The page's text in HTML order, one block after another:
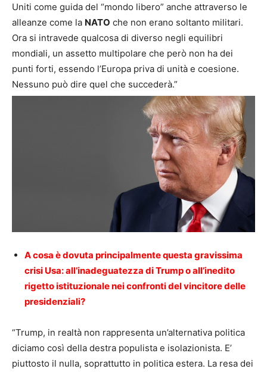
Uniti come guida del “mondo libero” anche attraverso le
alleanze come la NATO che non erano soltanto militari.
Ora si intravede qualcosa di diverso negli equilibri
mondiali, un assetto multipolare che però non ha dei
punti forti, essendo l’Europa priva di unità e coesione.
Nessuno può dire quel che succederà.”
A cosa è dovuta principalmente questa gravissima
crisi Usa: all’inadeguatezza di Trump o all’inedito
rigetto istituzionale nei confronti del vincitore delle
presidenziali?
“Trump, in realtà non rappresenta un’alternativa politica
diciamo così della destra populista e isolazionista. E’
piuttosto il nulla, soprattutto in politica estera. La resa dei